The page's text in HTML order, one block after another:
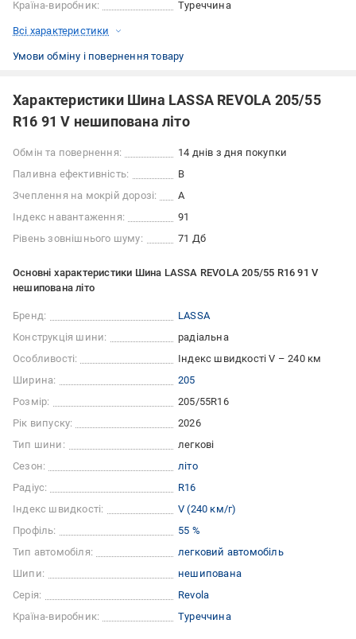
Країна-виробник:
Туреччина
Всі характеристики
Умови обміну і повернення товару
Характеристики Шина LASSA REVOLA 205/55
R16 91 V нешипована літо
Обмін та повернення:
14 днів з дня покупки
Паливна ефективність:
B
Зчеплення на мокрій дорозі:
A
Індекс навантаження:
91
Рівень зовнішнього шуму:
71 Дб
Основні характеристики Шина LASSA REVOLA 205/55 R16 91 V
нешипована літо
Бренд:
LASSA
Конструкція шини:
радіальна
Особливості:
Індекс швидкості V – 240 км
Ширина:
205
Розмір:
205/55R16
Рік випуску:
2026
Тип шини:
легкові
Сезон:
літо
Радіус:
R16
Індекс швидкості:
V (240 км/г)
Профіль:
55 %
Тип автомобіля:
легковий автомобіль
Шипи:
нешипована
Серія:
Revola
Країна-виробник:
Туреччина